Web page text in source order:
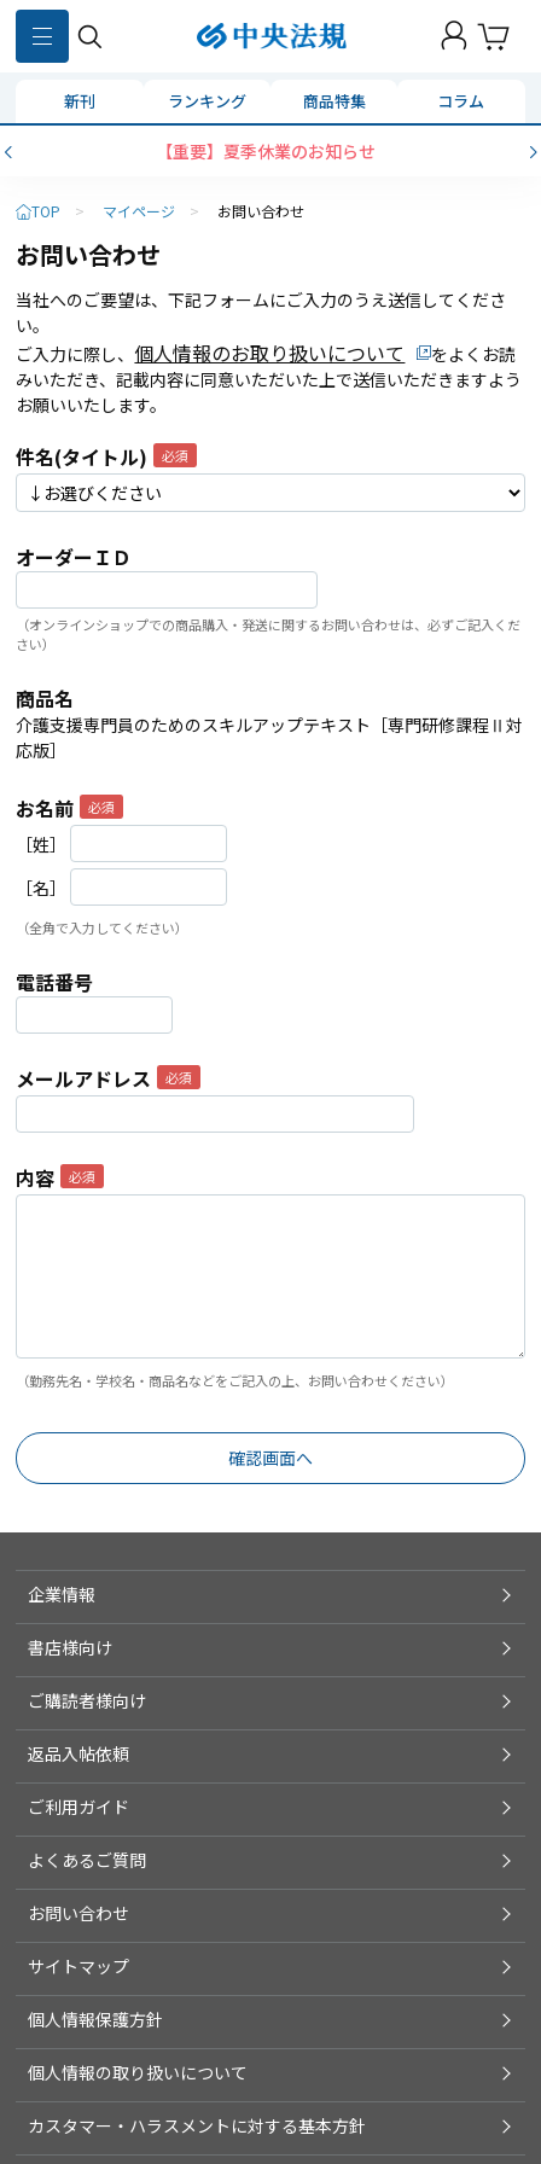
新刊 ランキング 商品特集 コラム
【重要】夏季休業のお知らせ
TOP > マイページ > お問い合わせ
お問い合わせ
当社へのご要望は、下記フォームにご入力のうえ送信してくださ
い。
ご入力に際し、 個人情報のお取り扱いについて
をよくお読
みいただき、記載内容に同意いただいた上で送信いただきますよう
お願いいたします。
件名(タイトル)
オーダーＩＤ
（オンラインショップでの商品購入・発送に関するお問い合わせは、必ずご記入くだ
さい）
商品名
介護支援専門員のためのスキルアップテキスト［専門研修課程Ⅱ対
応版］
お名前
［姓］
［名］
（全角で入力してください）
電話番号
メールアドレス
内容
（勤務先名・学校名・商品名などをご記入の上、お問い合わせください）
企業情報
書店様向け
ご購読者様向け
返品入帖依頼
ご利用ガイド
よくあるご質問
お問い合わせ
サイトマップ
個人情報保護方針
個人情報の取り扱いについて
カスタマー・ハラスメントに対する基本方針